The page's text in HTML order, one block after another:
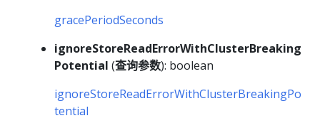
gracePeriodSeconds
ignoreStoreReadErrorWithClusterBreaking
Potential (查询参数): boolean
ignoreStoreReadErrorWithClusterBreakingPo
tential